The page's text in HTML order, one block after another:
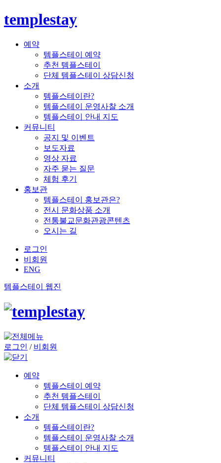
templestay
예약
템플스테이 예약
추천 템플스테이
단체 템플스테이 상담신청
소개
템플스테이란?
템플스테이 운영사찰 소개
템플스테이 안내 지도
커뮤니티
공지 및 이벤트
보도자료
영상 자료
자주 묻는 질문
체험 후기
홍보관
템플스테이 홍보관은?
전시 문화상품 소개
전통불교문화관광콘텐츠
오시는 길
로그인
비회원
ENG
템플스테이 웹진
로그인 / 비회원
예약
템플스테이 예약
추천 템플스테이
단체 템플스테이 상담신청
소개
템플스테이란?
템플스테이 운영사찰 소개
템플스테이 안내 지도
커뮤니티